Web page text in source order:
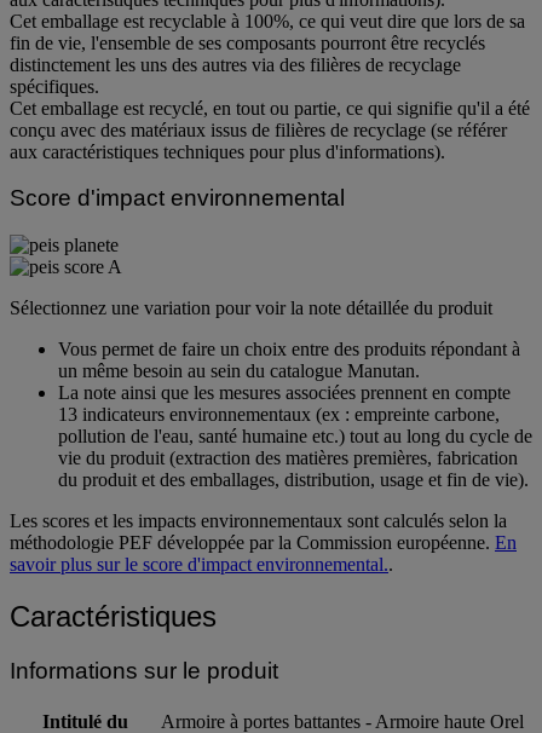
Cet emballage est recyclable à 100%, ce qui veut dire que lors de sa
fin de vie, l'ensemble de ses composants pourront être recyclés
distinctement les uns des autres via des filières de recyclage
spécifiques.
Cet emballage est recyclé, en tout ou partie, ce qui signifie qu'il a été
conçu avec des matériaux issus de filières de recyclage (se référer
aux caractéristiques techniques pour plus d'informations).
Score d'impact environnemental
Sélectionnez une variation pour voir la note détaillée du produit
Vous permet de faire un choix entre des produits répondant à
un même besoin au sein du catalogue Manutan.
La note ainsi que les mesures associées prennent en compte
13 indicateurs environnementaux (ex : empreinte carbone,
pollution de l'eau, santé humaine etc.) tout au long du cycle de
vie du produit (extraction des matières premières, fabrication
du produit et des emballages, distribution, usage et fin de vie).
Les scores et les impacts environnementaux sont calculés selon la
méthodologie PEF développée par la Commission européenne. En
savoir plus sur le score d'impact environnemental..
Caractéristiques
Informations sur le produit
Intitulé du
Armoire à portes battantes - Armoire haute Orel